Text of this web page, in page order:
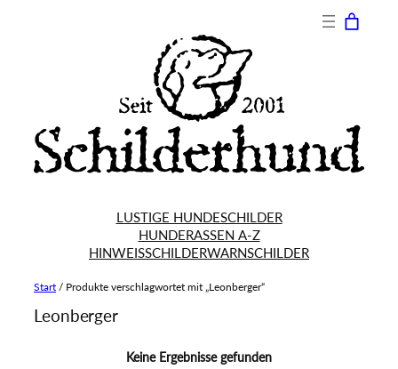
LUSTIGE HUNDESCHILDER
HUNDERASSEN A-Z
HINWEISSCHILDERWARNSCHILDER
Start / Produkte verschlagwortet mit „Leonberger“
Leonberger
Keine Ergebnisse gefunden